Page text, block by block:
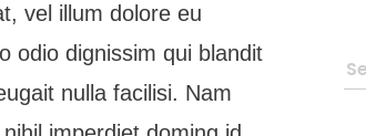
vel illum dolore eu
odio dignissim qui blandit
nulla facilisi. Nam